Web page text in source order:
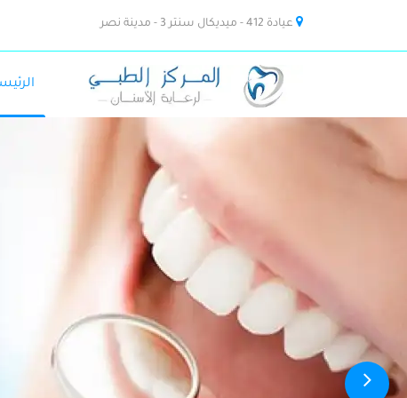
عيادة 412 - ميديكال سنتر 3 - مدينة نصر